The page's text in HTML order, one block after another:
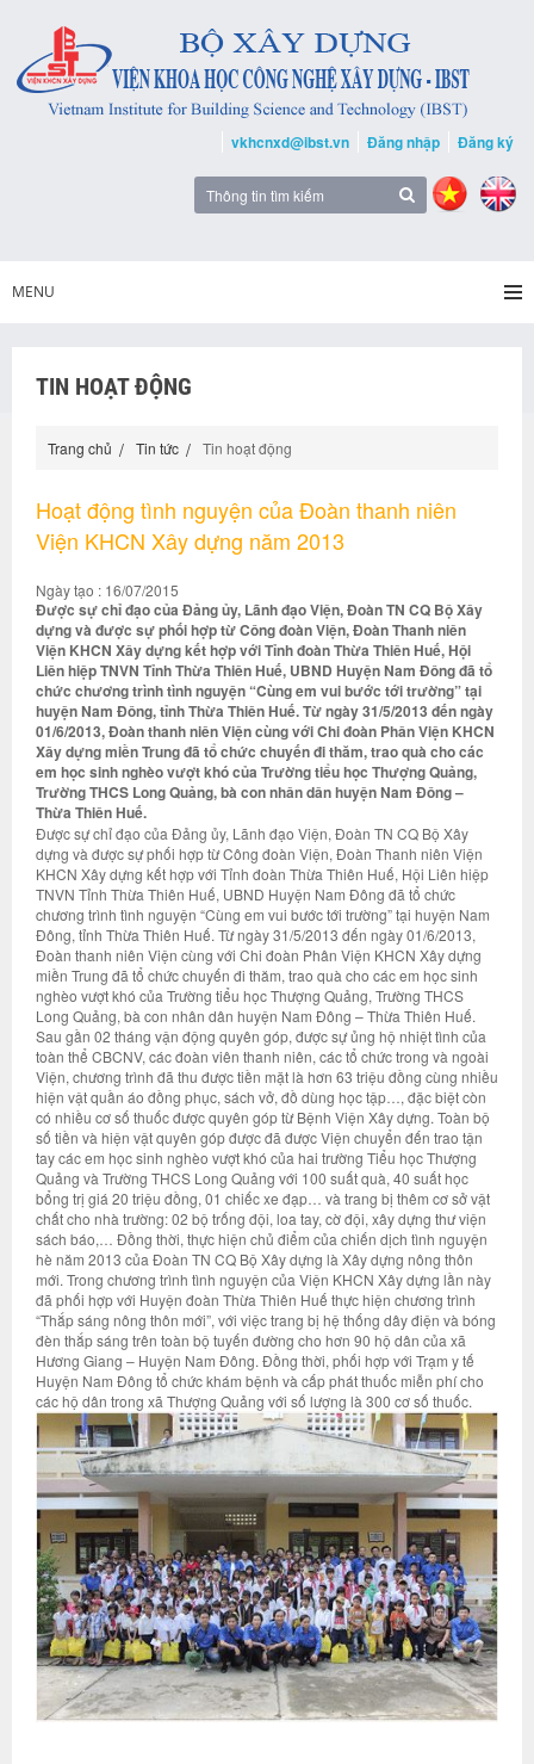
vkhcnxd@ibst.vn Đăng nhập Đăng ký
MENU
TIN HOẠT ĐỘNG
Trang chủ Tin tức Tin hoạt động
Hoạt động tình nguyện của Đoàn thanh niên
Viện KHCN Xây dựng năm 2013
Ngày tạo : 16/07/2015
Được sự chỉ đạo của Đảng ủy, Lãnh đạo Viện, Đoàn TN CQ Bộ Xây
dựng và được sự phối hợp từ Công đoàn Viện, Đoàn Thanh niên
Viện KHCN Xây dựng kết hợp với Tỉnh đoàn Thừa Thiên Huế, Hội
Liên hiệp TNVN Tỉnh Thừa Thiên Huế, UBND Huyện Nam Đông đã tổ
chức chương trình tình nguyện “Cùng em vui bước tới trường” tại
huyện Nam Đông, tỉnh Thừa Thiên Huế. Từ ngày 31/5/2013 đến ngày
01/6/2013, Đoàn thanh niên Viện cùng với Chi đoàn Phân Viện KHCN
Xây dựng miền Trung đã tổ chức chuyến đi thăm, trao quà cho các
em học sinh nghèo vượt khó của Trường tiểu học Thượng Quảng,
Trường THCS Long Quảng, bà con nhân dân huyện Nam Đông –
Thừa Thiên Huế.
Được sự chỉ đạo của Đảng ủy, Lãnh đạo Viện, Đoàn TN CQ Bộ Xây
dựng và được sự phối hợp từ Công đoàn Viện, Đoàn Thanh niên Viện
KHCN Xây dựng kết hợp với Tỉnh đoàn Thừa Thiên Huế, Hội Liên hiệp
TNVN Tỉnh Thừa Thiên Huế, UBND Huyện Nam Đông đã tổ chức
chương trình tình nguyện “Cùng em vui bước tới trường” tại huyện Nam
Đông, tỉnh Thừa Thiên Huế. Từ ngày 31/5/2013 đến ngày 01/6/2013,
Đoàn thanh niên Viện cùng với Chi đoàn Phân Viện KHCN Xây dựng
miền Trung đã tổ chức chuyến đi thăm, trao quà cho các em học sinh
nghèo vượt khó của Trường tiểu học Thượng Quảng, Trường THCS
Long Quảng, bà con nhân dân huyện Nam Đông – Thừa Thiên Huế.
Sau gần 02 tháng vận động quyên góp, được sự ủng hộ nhiệt tình của
toàn thể CBCNV, các đoàn viên thanh niên, các tổ chức trong và ngoài
Viện, chương trình đã thu được tiền mặt là hơn 63 triệu đồng cùng nhiều
hiện vật quần áo đồng phục, sách vở, đồ dùng học tập…, đặc biệt còn
có nhiều cơ số thuốc được quyên góp từ Bệnh Viện Xây dựng. Toàn bộ
số tiền và hiện vật quyên góp được đã được Viện chuyển đến trao tận
tay các em học sinh nghèo vượt khó của hai trường Tiểu học Thượng
Quảng và Trường THCS Long Quảng với 100 suất quà, 40 suất học
bổng trị giá 20 triệu đồng, 01 chiếc xe đạp… và trang bị thêm cơ sở vật
chất cho nhà trường: 02 bộ trống đội, loa tay, cờ đội, xây dựng thư viện
sách báo,… Đồng thời, thực hiện chủ điểm của chiến dịch tình nguyện
hè năm 2013 của Đoàn TN CQ Bộ Xây dựng là Xây dựng nông thôn
mới. Trong chương trình tình nguyện của Viện KHCN Xây dựng lần này
đã phối hợp với Huyện đoàn Thừa Thiên Huế thực hiện chương trình
“Thắp sáng nông thôn mới”, với việc trang bị hệ thống dây điện và bóng
đèn thắp sáng trên toàn bộ tuyến đường cho hơn 90 hộ dân của xã
Hương Giang – Huyện Nam Đông. Đồng thời, phối hợp với Trạm y tế
Huyện Nam Đông tổ chức khám bệnh và cấp phát thuốc miễn phí cho
các hộ dân trong xã Thượng Quảng với số lượng là 300 cơ số thuốc.